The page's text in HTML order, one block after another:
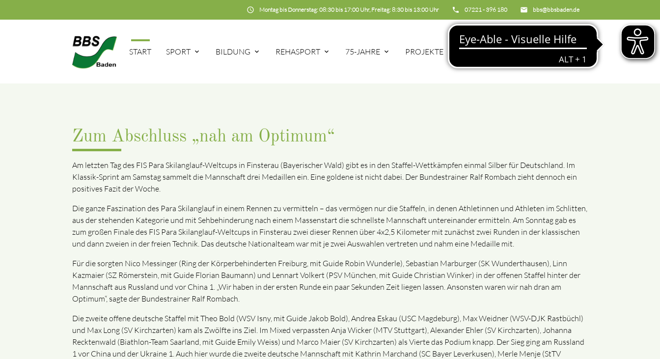
email bbs@bbsbaden.de
phone 07221 - 396 180
schedule Montag bis Donnerstag: 08:30 bis 17:00 Uhr, Freitag: 8:30 bis 13:00 Uhr
START SPORT BILDUNG REHASPORT 75-JAHRE PROJEKTE BBS search
Zum Abschluss „nah am Optimum“
Am letzten Tag des FIS Para Skilanglauf-Weltcups in Finsterau (Bayerischer Wald) gibt es in den Staffel-Wettkämpfen einmal Silber für Deutschland. Im
Klassik-Sprint am Samstag sammelt die Mannschaft drei Medaillen ein. Eine goldene ist nicht dabei. Der Bundestrainer Ralf Rombach zieht dennoch ein
positives Fazit der Woche.
Die ganze Faszination des Para Skilanglauf in einem Rennen zu vermitteln – das vermögen nur die Staffeln, in denen Athletinnen und Athleten im Schlitten,
aus der stehenden Kategorie und mit Sehbehinderung nach einem Massenstart die schnellste Mannschaft untereinander ermitteln. Am Sonntag gab es
zum großen Finale des FIS Para Skilanglauf-Weltcups in Finsterau zwei dieser Rennen über 4x2,5 Kilometer mit zunächst zwei Runden in der klassischen
und dann zweien in der freien Technik. Das deutsche Nationalteam war mit je zwei Auswahlen vertreten und nahm eine Medaille mit.
Für die sorgten Nico Messinger (Ring der Körperbehinderten Freiburg, mit Guide Robin Wunderle), Sebastian Marburger (SK Wunderthausen), Linn
Kazmaier (SZ Römerstein, mit Guide Florian Baumann) und Lennart Volkert (PSV München, mit Guide Christian Winker) in der offenen Staffel hinter der
Mannschaft aus Russland und vor China 1. „Wir haben in der ersten Runde ein paar Sekunden Zeit liegen lassen. Ansonsten waren wir nah dran am
Optimum“, sagte der Bundestrainer Ralf Rombach.
Die zweite offene deutsche Staffel mit Theo Bold (WSV Isny, mit Guide Jakob Bold), Andrea Eskau (USC Magdeburg), Max Weidner (WSV-DJK Rastbüchl)
und Max Long (SV Kirchzarten) kam als Zwölfte ins Ziel. Im Mixed verpassten Anja Wicker (MTV Stuttgart), Alexander Ehler (SV Kirchzarten), Johanna
Recktenwald (Biathlon-Team Saarland, mit Guide Emily Weiss) und Marco Maier (SV Kirchzarten) als Vierte das Podium knapp. Der Sieg ging am Russland
1 vor China und der Ukraine 1. Auch hier wurde die zweite deutsche Mannschaft mit Kathrin Marchand (SC Bayer Leverkusen), Merle Menje (StTV